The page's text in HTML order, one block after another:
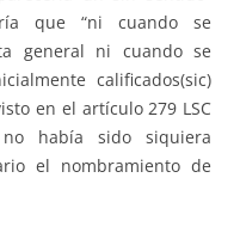
que “ni cuando se
general ni cuando se
calificados(sic)
en el artículo 279 LSC
había sido siquiera
el nombramiento de